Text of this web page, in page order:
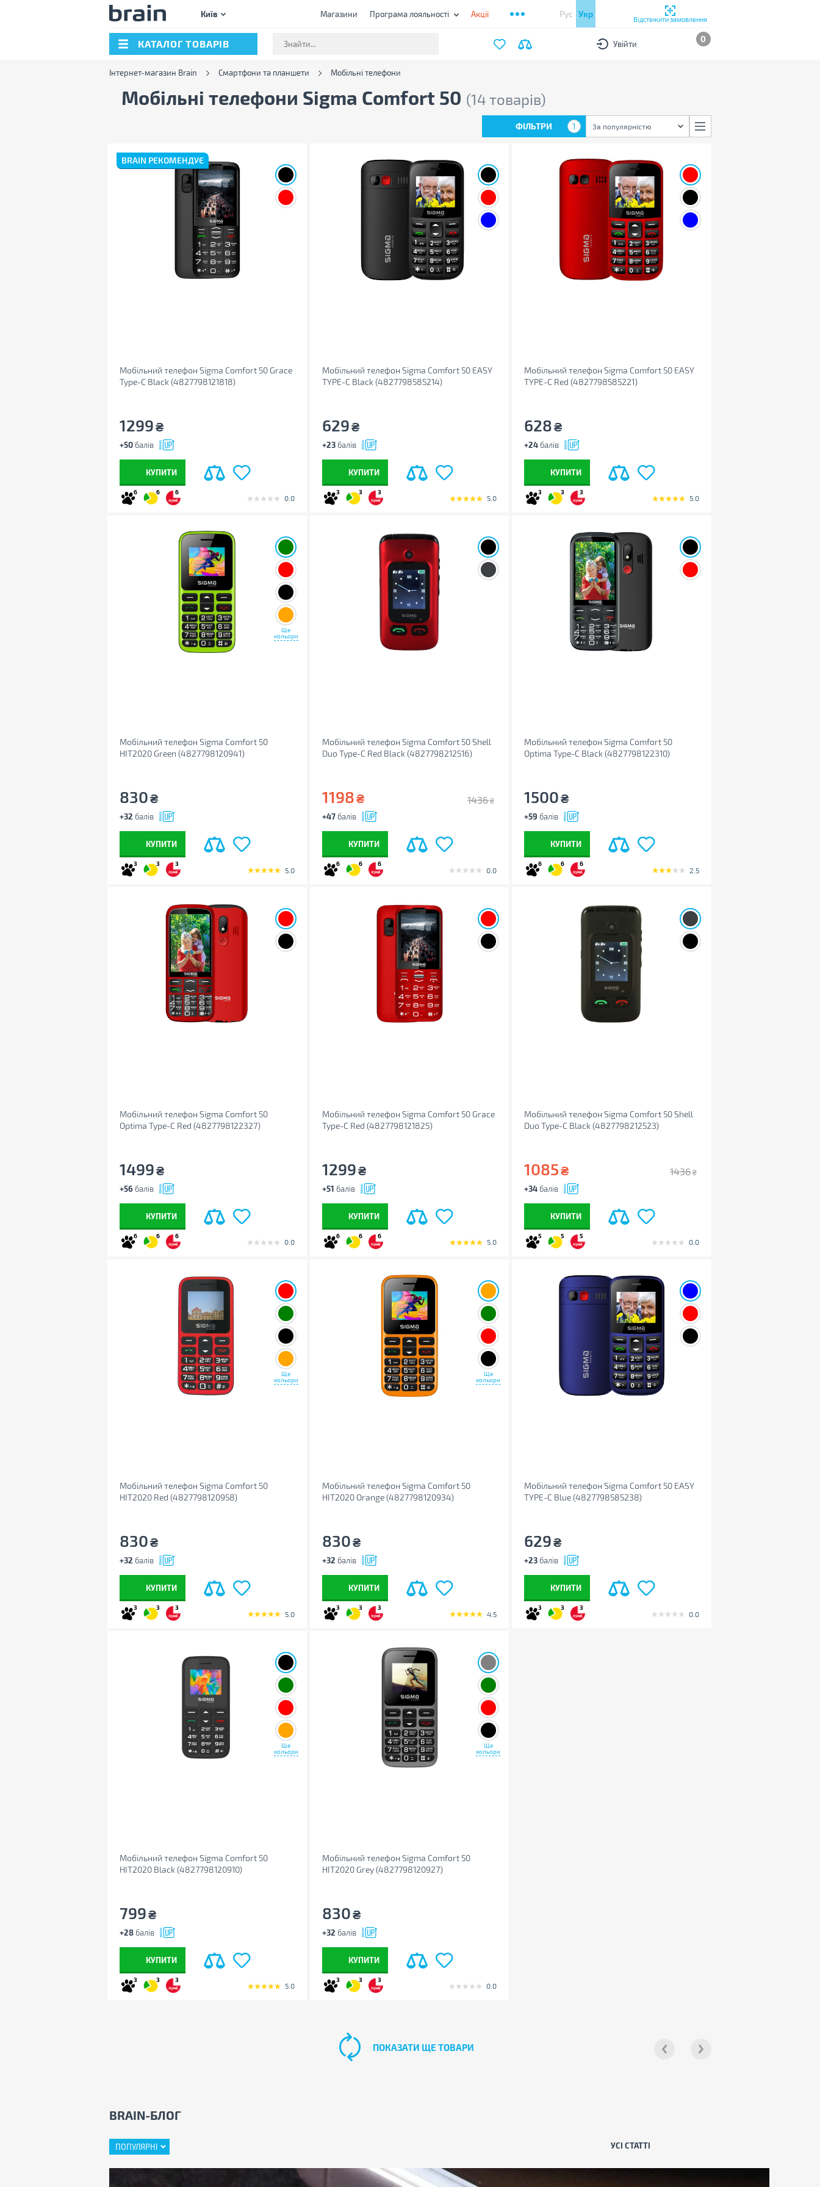
Київ Магазини Програма лояльності Акції Рус Укр
Відстежити замовлення
КАТАЛОГ ТОВАРІВ Увійти 0
Інтернет-магазин Brain Смартфони та планшети Мобільні телефони
Мобільні телефони Sigma Comfort 50 (14 товарів)
ФІЛЬТРИ 1 За популярністю
BRAIN РЕКОМЕНДУЄ
Мобільний телефон Sigma Comfort 50 Grace
Type-C Black (4827798121818)
1299₴
+50 балів
КУПИТИ
6 6 6
0.0
Мобільний телефон Sigma Comfort 50 EASY
TYPE-C Black (4827798585214)
629₴
+23балів
КУПИТИ
3 3 3
5.0
Мобільний телефон Sigma Comfort 50 EASY
TYPE-C Red (4827798585221)
628₴
+24 балів
КУПИТИ
3 3 3
5.0
Ще
кольори
Мобільний телефон Sigma Comfort 50
HIT2020 Green (4827798120941)
830₴
+32 балів
КУПИТИ
3 3 3
5.0
Мобільний телефон Sigma Comfort 50 Shell
Duo Type-C Red Black (4827798212516)
1198₴ 1436 ₴
+47балів
КУПИТИ
6 6 6
0.0
Мобільний телефон Sigma Comfort 50
Optima Type-C Black (4827798122310)
1500₴
+59 балів
КУПИТИ
6 6 6
2.5
Мобільний телефон Sigma Comfort 50
Optima Type-C Red (4827798122327)
1499₴
+56 балів
КУПИТИ
6 6 6
0.0
Мобільний телефон Sigma Comfort 50 Grace
Type-C Red (4827798121825)
1299₴
+51 балів
КУПИТИ
6 6 6
5.0
Мобільний телефон Sigma Comfort 50 Shell
Duo Type-C Black (4827798212523)
1085₴ 1436 ₴
+34 балів
КУПИТИ
5 5 5
0.0
Ще
кольори
Мобільний телефон Sigma Comfort 50
HIT2020 Red (4827798120958)
830₴
+32 балів
КУПИТИ
3 3 3
5.0
Ще
кольори
Мобільний телефон Sigma Comfort 50
HIT2020 Оrange (4827798120934)
830₴
+32 балів
КУПИТИ
3 3 3
4.5
Мобільний телефон Sigma Comfort 50 EASY
TYPE-C Blue (4827798585238)
629₴
+23 балів
КУПИТИ
3 3 3
0.0
Ще
кольори
Мобільний телефон Sigma Comfort 50
HIT2020 Black (4827798120910)
799₴
+28 балів
КУПИТИ
3 3 3
5.0
Ще
кольори
Мобільний телефон Sigma Comfort 50
HIT2020 Grey (4827798120927)
830₴
+32 балів
КУПИТИ
3 3 3
0.0
ПОКАЗАТИ ЩЕ ТОВАРИ
BRAIN-БЛОГ
ПОПУЛЯРНІ УСІ СТАТТІ